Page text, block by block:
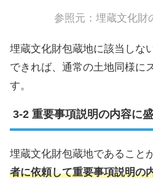
参照元： 埋蔵文化財
埋蔵文化財包蔵地に該当しな
できれば、通常の土地同様に
す。
重要事項説明の内容に
埋蔵文化財包蔵地であること
者に依頼して重要事項説明の